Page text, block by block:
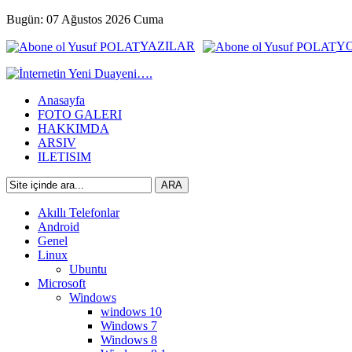
Bugün: 07 Ağustos 2026 Cuma
YAZILAR
Anasayfa
FOTO GALERI
HAKKIMDA
ARSIV
ILETISIM
Akıllı Telefonlar
Android
Genel
Linux
Ubuntu
Microsoft
Windows
windows 10
Windows 7
Windows 8